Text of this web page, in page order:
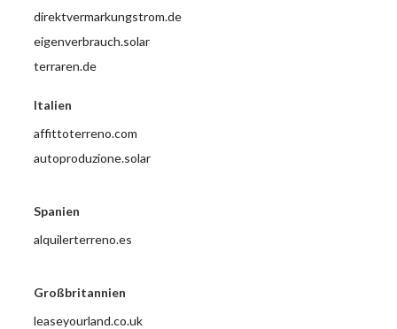
direktvermarkungstrom.de
eigenverbrauch.solar
terraren.de
Italien
affittoterreno.com
autoproduzione.solar
Spanien
alquilerterreno.es
Großbritannien
leaseyourland.co.uk